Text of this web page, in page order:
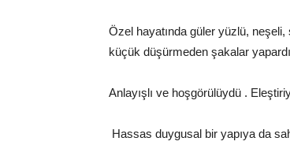
Özel hayatında güler yüzlü, neşeli,
küçük düşürmeden şakalar
Anlayışlı ve hoşgörülüydü .
Hassas duygusal bir yapıya da